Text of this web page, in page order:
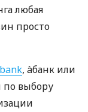
любая
просто
, àбанк или
по выбору